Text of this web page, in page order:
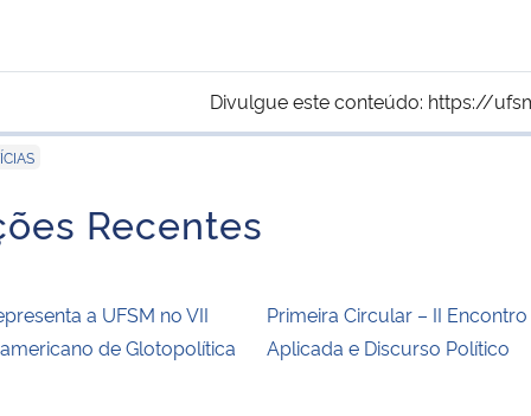
Divulgue este conteúdo: https://
Recentes
a UFSM no VII
de Glotopolítica
Primeira Circular – II
Aplicada e Discurso Político